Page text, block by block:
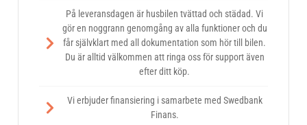
På leveransdagen är husbilen tvättad och städad. Vi
gör en noggrann genomgång av alla funktioner och du
får självklart med all dokumentation som hör till bilen.
Du är alltid välkommen att ringa oss för support även
efter ditt köp.
Vi erbjuder finansiering i samarbete med Swedbank
Finans.